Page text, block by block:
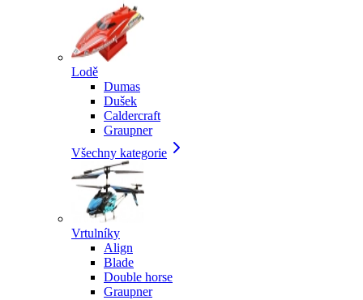
Lodě
Dumas
Dušek
Caldercraft
Graupner
Všechny kategorie
Vrtulníky
Align
Blade
Double horse
Graupner